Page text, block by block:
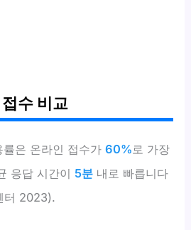
수 비교
률은 온라인 접수가60% 로 가장
응답 시간이 5분 내로 빠릅니다
터 2023).